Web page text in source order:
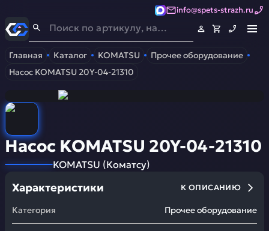
info@spets-strazh.ru
Спец-Страж- Запчасти для спецтехники
Главная Каталог KOMATSU
Прочее оборудование
Насос KOMATSU 20Y-04-21310
Насос KOMATSU 20Y-04-21310
KOMATSU (Коматсу)
Характеристики К ОПИСАНИЮ
Категория Прочее оборудование